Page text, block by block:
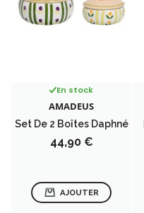
En stock
AMADEUS
Set De 2 Boîtes Daphné
Prix
44,90 €
AJOUTER